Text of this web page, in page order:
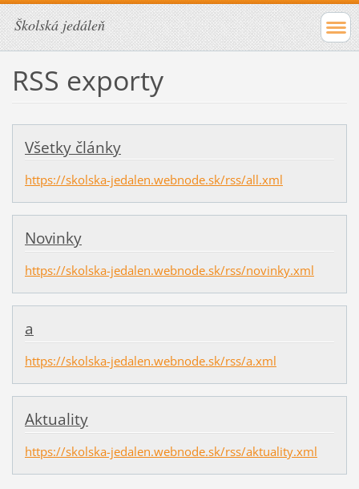
Školská jedáleň
RSS exporty
Všetky články
https://skolska-jedalen.webnode.sk/rss/all.xml
Novinky
https://skolska-jedalen.webnode.sk/rss/novinky.xml
a
https://skolska-jedalen.webnode.sk/rss/a.xml
Aktuality
https://skolska-jedalen.webnode.sk/rss/aktuality.xml